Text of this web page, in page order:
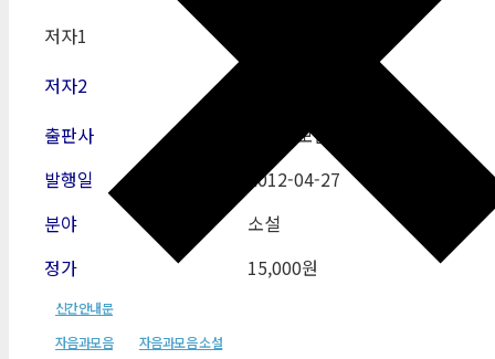
저자1
저자2
출판사
자음과모음
발행일
2012-04-27
분야
소설
정가
15,000원
신간안내문
자음과모음
자음과모음 소설